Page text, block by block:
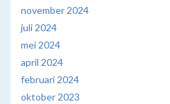
november 2024
juli 2024
mei 2024
april 2024
februari 2024
oktober 2023